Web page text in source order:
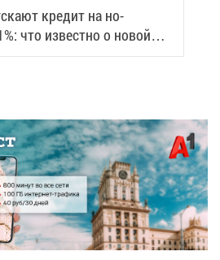
кре­дит на но­
что из­вест­но о но­вой